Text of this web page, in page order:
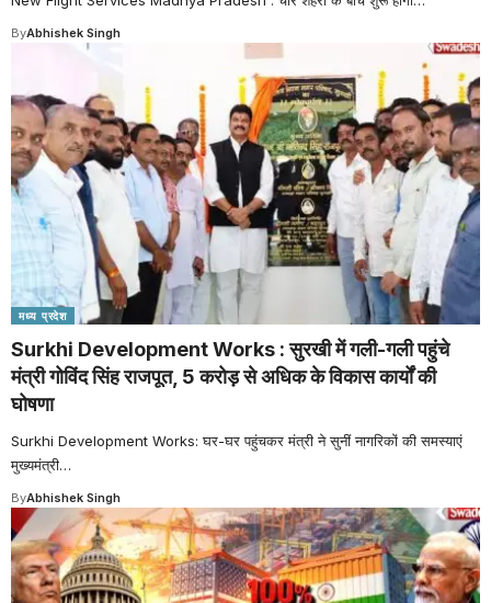
ByAbhishek Singh
मध्य प्रदेश
Surkhi Development Works : सुरखी में गली-गली पहुंचे
मंत्री गोविंद सिंह राजपूत, 5 करोड़ से अधिक के विकास कार्यों की
घोषणा
Surkhi Development Works: घर-घर पहुंचकर मंत्री ने सुनीं नागरिकों की समस्याएं
मुख्यमंत्री…
ByAbhishek Singh